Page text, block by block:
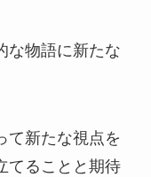
な物語に新たな
て新たな視点を
てることと期待